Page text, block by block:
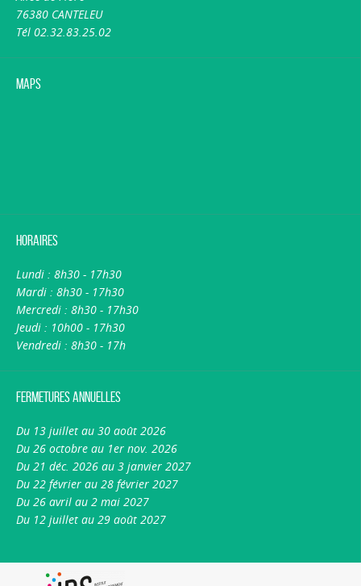
76380 CANTELEU
Tél 02.32.83.25.02
Maps
Horaires
Lundi : 8h30 - 17h30
Mardi : 8h30 - 17h30
Mercredi : 8h30 - 17h30
Jeudi : 10h00 - 17h30
Vendredi : 8h30 - 17h
Fermetures annuelles
Du 13 juillet au 30 août 2026
Du 26 octobre au 1er nov. 2026
Du 21 déc. 2026 au 3 janvier 2027
Du 22 février au 28 février 2027
Du 26 avril au 2 mai 2027
Du 12 juillet au 29 août 2027